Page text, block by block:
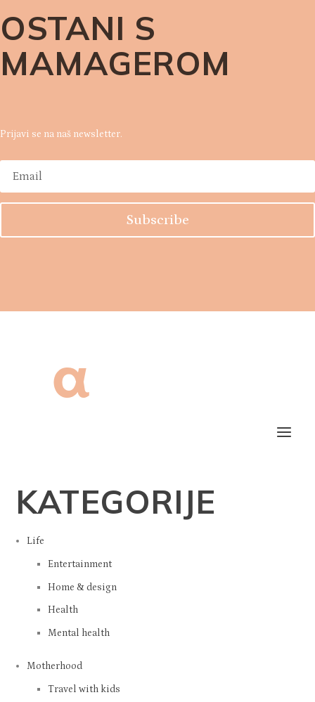
OSTANI S
MAMAGEROM
Prijavi se na naš newsletter.
Subscribe
KATEGORIJE
Life
Entertainment
Home & design
Health
Mental health
Motherhood
Travel with kids